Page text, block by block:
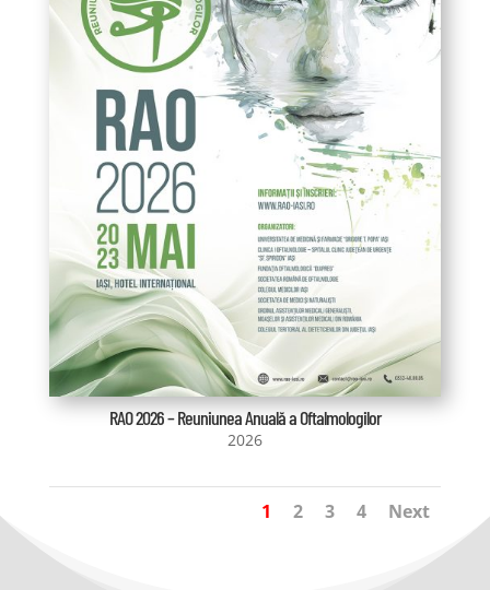
RAO 2026 – Reuniunea Anuală a Oftalmologilor
2026
1 2 3 4 Next